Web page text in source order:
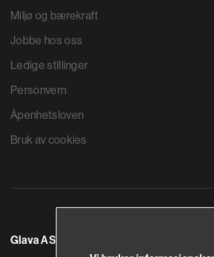
Miljø og bærekraft
Jobbe hos oss
Ledige stillinger
Personvern
Åpenhetsloven
Bruk av cookies
Glava AS